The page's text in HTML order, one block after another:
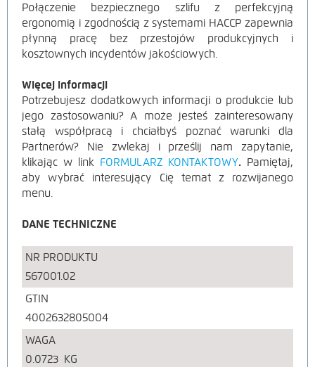
Połączenie bezpiecznego szlifu z perfekcyjną
ergonomią i zgodnością z systemami HACCP zapewnia
płynną pracę bez przestojów produkcyjnych i
kosztownych incydentów jakościowych.
Więcej informacji
Potrzebujesz dodatkowych informacji o produkcie lub
jego zastosowaniu? A może jesteś zainteresowany
stałą współpracą i chciałbyś poznać warunki dla
Partnerów? Nie zwlekaj i prześlij nam zapytanie,
klikając w link FORMULARZ KONTAKTOWY. Pamiętaj,
aby wybrać interesujący Cię temat z rozwijanego
menu.
DANE TECHNICZNE
NR PRODUKTU
567001.02
GTIN
4002632805004
WAGA
0.0723 KG